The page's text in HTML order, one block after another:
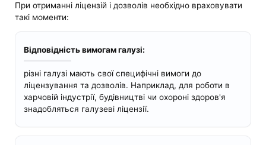
При отриманні ліцензій і дозволів необхідно враховувати
такі моменти:
Відповідність вимогам галузі:
різні галузі мають свої специфічні вимоги до
ліцензування та дозволів. Наприклад, для роботи в
харчовій індустрії, будівництві чи охороні здоров'я
знадобляться галузеві ліцензії.